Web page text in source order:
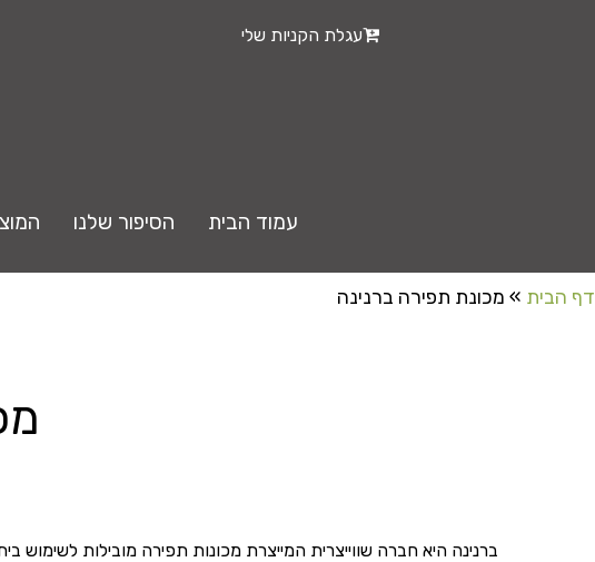
עגלת הקניות שלי
עמוד הבית הסיפור שלנו
דף הבית » מכונת תפירה ברנינה
ברנינה היא חברה שווייצרית המייצרת מכונות תפירה מובילות לשימוש